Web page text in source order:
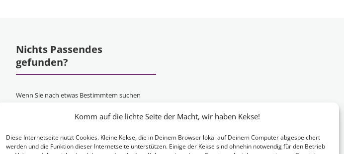
Komm auf die lichte Seite der Macht, wir haben Kekse!
Diese Internetseite nutzt Cookies. Kleine Kekse, die in Deinem Browser lokal auf Deinem Computer abgespeichert
werden und die Funktion dieser Internetseite unterstützen. Einige der Kekse sind ohnehin notwendig für den Betrieb
Nichts Passendes
gefunden?
Wenn Sie nach etwas Bestimmtem suchen
entsprechend anfertigen lassen möchten,